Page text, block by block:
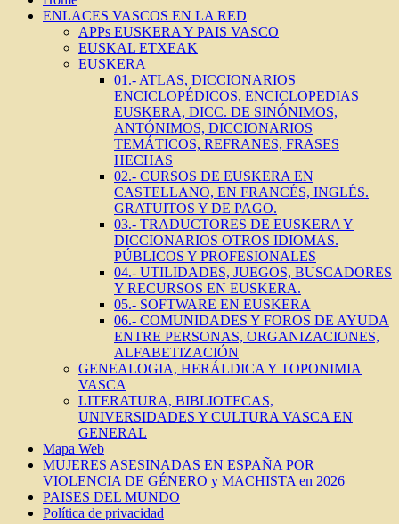
ENLACES VASCOS EN LA RED
APPs EUSKERA Y PAIS VASCO
EUSKAL ETXEAK
EUSKERA
01.- ATLAS, DICCIONARIOS
ENCICLOPÉDICOS, ENCICLOPEDIAS
EUSKERA, DICC. DE SINÓNIMOS,
ANTÓNIMOS, DICCIONARIOS
TEMÁTICOS, REFRANES, FRASES
HECHAS
02.- CURSOS DE EUSKERA EN
CASTELLANO, EN FRANCÉS, INGLÉS.
GRATUITOS Y DE PAGO.
03.- TRADUCTORES DE EUSKERA Y
DICCIONARIOS OTROS IDIOMAS.
PÚBLICOS Y PROFESIONALES
04.- UTILIDADES, JUEGOS, BUSCADORES
Y RECURSOS EN EUSKERA.
05.- SOFTWARE EN EUSKERA
06.- COMUNIDADES Y FOROS DE AYUDA
ENTRE PERSONAS, ORGANIZACIONES,
ALFABETIZACIÓN
GENEALOGIA, HERÁLDICA Y TOPONIMIA
VASCA
LITERATURA, BIBLIOTECAS,
UNIVERSIDADES Y CULTURA VASCA EN
GENERAL
Mapa Web
MUJERES ASESINADAS EN ESPAÑA POR
VIOLENCIA DE GÉNERO y MACHISTA en 2026
PAISES DEL MUNDO
Política de privacidad